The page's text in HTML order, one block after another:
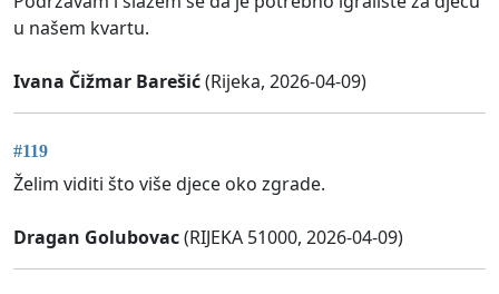
u našem kvartu.
Ivana Čižmar Barešić(Rijeka, 2026-04-09)
#119
Želim viditi što više djece oko zgrade.
Dragan Golubovac(RIJEKA 51000, 2026-04-09)